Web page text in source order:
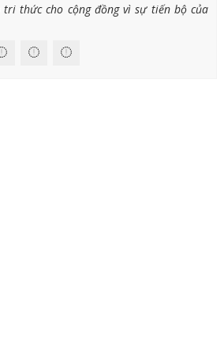
tri thức cho cộng đồng vì sự tiến bộ của